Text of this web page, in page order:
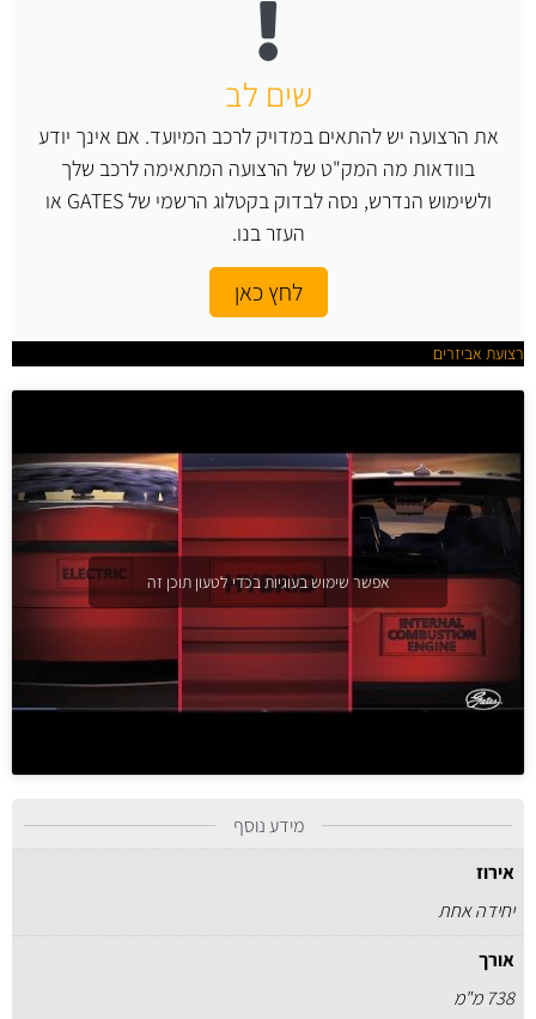
שים לב
את הרצועה יש להתאים במדויק לרכב המיועד. אם אינך יודע
בוודאות מה המק"ט של הרצועה המתאימה לרכב שלך
ולשימוש הנדרש, נסה לבדוק בקטלוג הרשמי של GATES או
העזר בנו.
לחץ כאן
רצועת אביזרים
אפשר שימוש בעוגיות בכדי לטעון תוכן זה
מידע נוסף
אירוז
יחידה אחת
אורך
738 מ"מ